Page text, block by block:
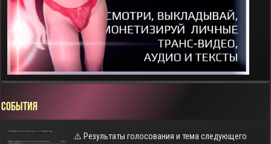
СОБЫТИЯ
⚠️ Результаты голосования и тема следующего